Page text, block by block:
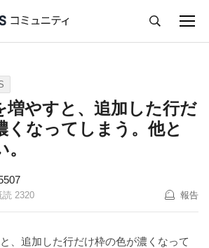
Ideas
増やすと、追加した行だ
くなってしまう。他と
。
読 2320 報告
、追加した行だけ枠の色が濃くなって